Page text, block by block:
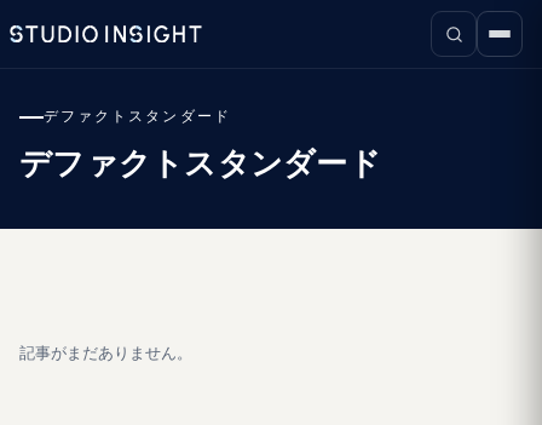
デファクトスタンダード
デファクトスタンダード
記事がまだありません。